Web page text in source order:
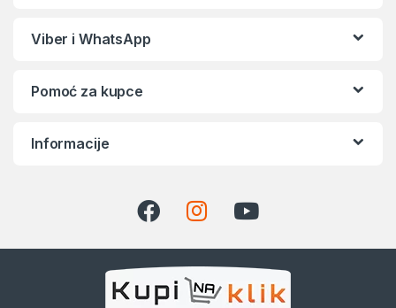
Viber i WhatsApp
Pomoć za kupce
Informacije